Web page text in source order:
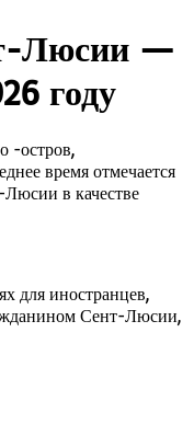
Люсии —
году
-остров,
время отмечается
в качестве
для иностранцев,
Сент-Люсии,